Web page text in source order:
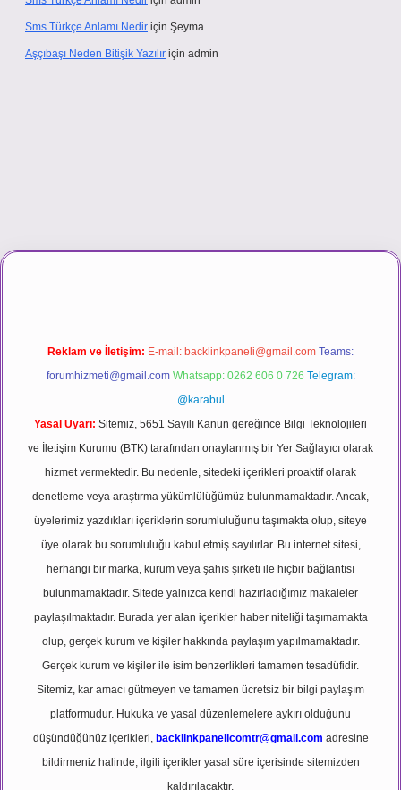
Sms Türkçe Anlamı Nedir için Şeyma
Aşçıbaşı Neden Bitişik Yazılır için admin
Reklam ve İletişim: E-mail: backlinkpaneli@gmail.com Teams:
forumhizmeti@gmail.com Whatsapp: 0262 606 0 726 Telegram:
@karabul
Yasal Uyarı: Sitemiz, 5651 Sayılı Kanun gereğince Bilgi Teknolojileri
ve İletişim Kurumu (BTK) tarafından onaylanmış bir Yer Sağlayıcı olarak
hizmet vermektedir. Bu nedenle, sitedeki içerikleri proaktif olarak
denetleme veya araştırma yükümlülüğümüz bulunmamaktadır. Ancak,
üyelerimiz yazdıkları içeriklerin sorumluluğunu taşımakta olup, siteye
üye olarak bu sorumluluğu kabul etmiş sayılırlar. Bu internet sitesi,
herhangi bir marka, kurum veya şahıs şirketi ile hiçbir bağlantısı
bulunmamaktadır. Sitede yalnızca kendi hazırladığımız makaleler
paylaşılmaktadır. Burada yer alan içerikler haber niteliği taşımamakta
olup, gerçek kurum ve kişiler hakkında paylaşım yapılmamaktadır.
Gerçek kurum ve kişiler ile isim benzerlikleri tamamen tesadüfidir.
Sitemiz, kar amacı gütmeyen ve tamamen ücretsiz bir bilgi paylaşım
platformudur. Hukuka ve yasal düzenlemelere aykırı olduğunu
düşündüğünüz içerikleri, backlinkpanelicomtr@gmail.com adresine
bildirmeniz halinde, ilgili içerikler yasal süre içerisinde sitemizden
kaldırılacaktır.